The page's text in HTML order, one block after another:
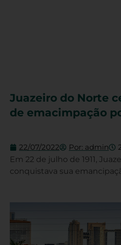
Juazeiro do Norte
de emacimpação
22/07/2022 Por: admin
Em 22 de julho de 1911,
conquistava sua